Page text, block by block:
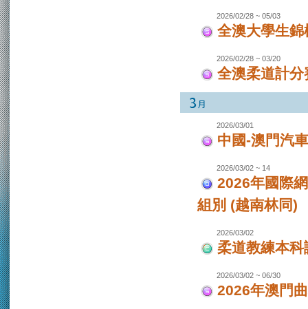
2026/02/28 ~ 05/03
全澳大學生
2026/02/28 ~ 03/20
全澳柔道計分
2026/03/01
中國-澳門汽
2026/03/02 ~ 14
2026年國際
組別 (越南林同)
2026/03/02
柔道教練本科
2026/03/02 ~ 06/30
2026年澳門